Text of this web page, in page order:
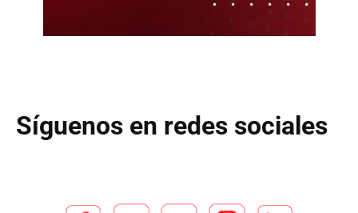
Síguenos en redes sociales